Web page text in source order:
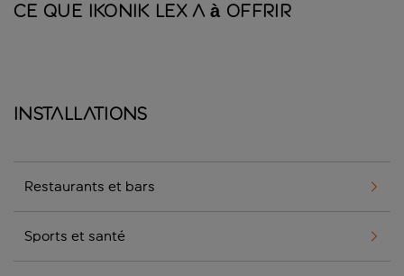
Ce que Ikonik Lex a à offrir
Installations
Restaurants et bars
Sports et santé